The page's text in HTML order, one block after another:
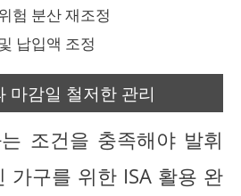
험 분산 재조정
납입액 조정
마감일 철저한 관리
조건을 충족해야 발휘
가구를 위한 ISA 활용 완